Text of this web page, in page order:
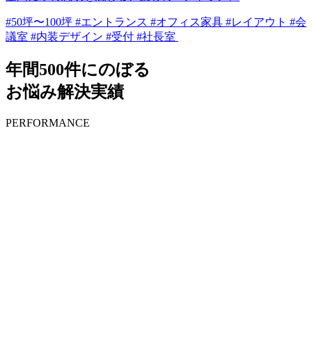
#50坪〜100坪 #エントランス #オフィス家具 #レイアウト #会
議室 #内装デザイン #受付 #社長室
年間500件にのぼる
お悩み解決実績
PERFORMANCE